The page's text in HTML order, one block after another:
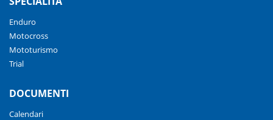
Enduro
Motocross
Mototurismo
Trial
DOCUMENTI
Calendari